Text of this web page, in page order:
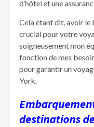
d’hôtel et une
Cela étant dit, avoir le
crucial pour votre
soigneusement mon
fonction de mes
pour garantir un
York.
destinations